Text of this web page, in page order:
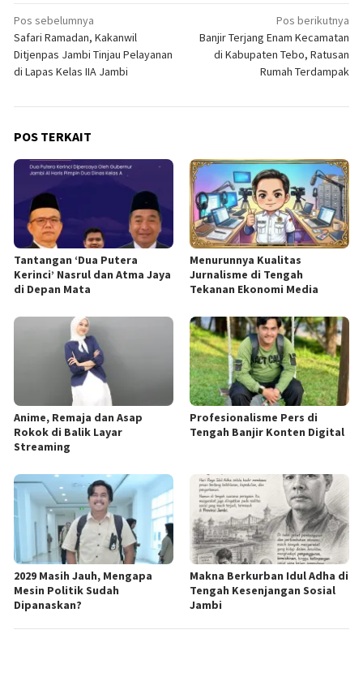
Navigasi
pos
Pos sebelumnya
Safari Ramadan, Kakanwil
Ditjenpas Jambi Tinjau Pelayanan
di Lapas Kelas IIA Jambi
Pos berikutnya
Banjir Terjang Enam Kecamatan
di Kabupaten Tebo, Ratusan
Rumah Terdampak
POS TERKAIT
Tantangan ‘Dua Putera
Kerinci’ Nasrul dan Atma Jaya
di Depan Mata
Menurunnya Kualitas
Jurnalisme di Tengah
Tekanan Ekonomi Media
Anime, Remaja dan Asap
Rokok di Balik Layar
Streaming
Profesionalisme Pers di
Tengah Banjir Konten Digital
2029 Masih Jauh, Mengapa
Mesin Politik Sudah
Dipanaskan?
Makna Berkurban Idul Adha di
Tengah Kesenjangan Sosial
Jambi